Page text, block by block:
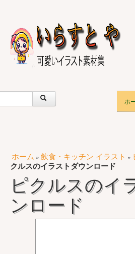
ホ
ホーム » 飲食・キッチン イラスト »
クルスのイラストダウンロード
ピクルスのイ
ンロード